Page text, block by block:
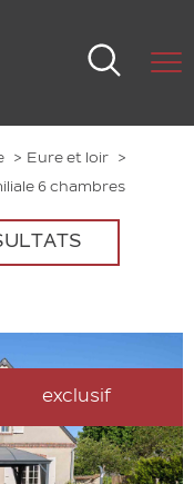
Eure et loir
6 chambres
exclusif